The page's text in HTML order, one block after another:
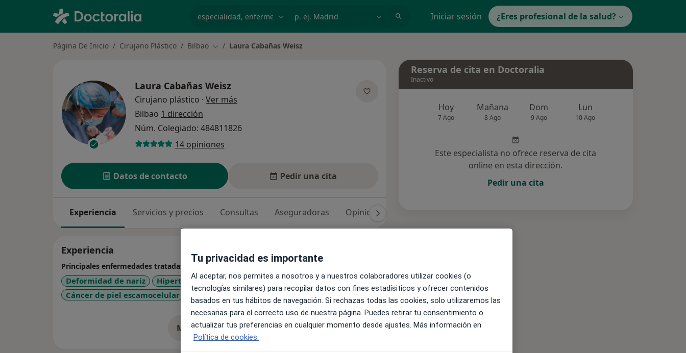
Iniciar sesión ¿Eres profesional de la salud?
Página De Inicio Cirujano Plástico Bilbao Cambiar de ciudad
Laura Cabañas Weisz
Laura Cabañas Weisz
Cirujano plástico · Ver más
Bilbao 1 dirección
Núm. Colegiado: 484811826
14 opiniones
Datos de contacto Pedir una cita
Experiencia Servicios y precios Consultas Aseguradoras Opiniones (14)
Experiencia
Principales enfermedades tratadas
Deformidad de nariz Hipertrofia mamaria
Quemaduras
Cáncer de piel escamocelular
Lipomas +29 a11y_sr_more_diseases
Mostrar más detalles
sobre la experiencia
Reserva de cita en Doctoralia
Inactivo
Hoy
7 Ago
Mañana
8 Ago
Dom
9 Ago
Lun
10 Ago
Este especialista no ofrece reserva de cita
online en esta dirección.
Pedir una cita
Tu privacidad es importante
Al aceptar, nos permites a nosotros y a nuestros colaboradores utilizar cookies (o
tecnologías similares) para recopilar datos con fines estadísiticos y ofrecer contenidos
basados en tus hábitos de navegación. Si rechazas todas las cookies, solo utilizaremos las
necesarias para el correcto uso de nuestra página. Puedes retirar tu consentimiento o
actualizar tus preferencias en cualquier momento desde ajustes. Más información en
Política de cookies.